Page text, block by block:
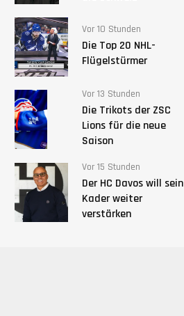
Vor 10 Stunden
Die Top 20 NHL-
Flügelstürmer
Vor 13 Stunden
Die Trikots der ZSC
Lions für die neue
Saison
Vor 15 Stunden
Der HC Davos will sein
Kader weiter
verstärken